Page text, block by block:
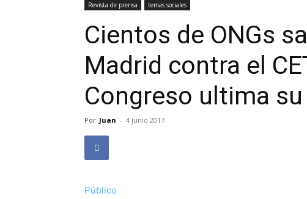
Revista de prensa temas sociales
Cientos de ONGs
Madrid contra el
Congreso ultima
Por Juan - 4 junio 2017
Público